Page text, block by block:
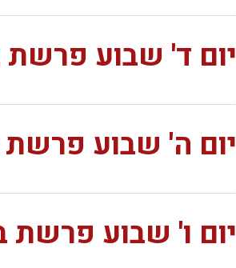
יום ד' שבוע
יום ה' שבוע
יום ו' שבוע